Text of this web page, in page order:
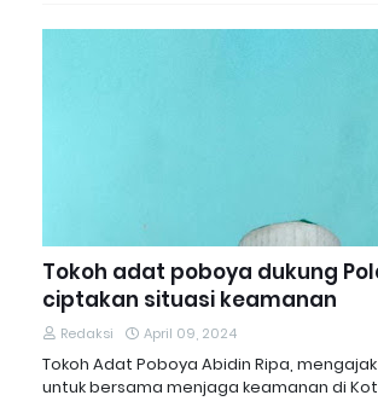
Tokoh adat poboya dukung
ciptakan situasi keamanan
Redaksi April 09, 2024
Tokoh Adat Poboya Abidin Ripa,
untuk bersama menjaga keamanan di